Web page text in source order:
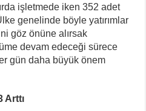
işletmede iken 352 adet
genelinde böyle yatırımlar
göz önüne alırsak
devam edeceği sürece
gün daha büyük önem
Arttı